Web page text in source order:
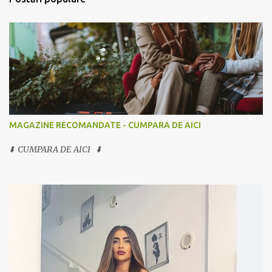
MAGAZINE RECOMANDATE - CUMPARA DE AICI
⬇️ CUMPARA DE AICI ⬇️